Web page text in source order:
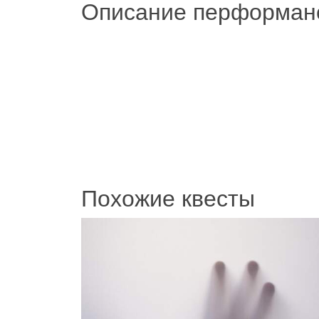
Описание
Похожие квесты